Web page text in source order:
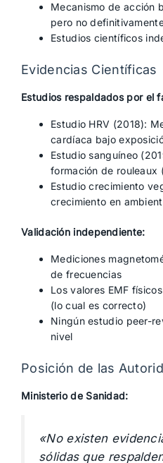
Mecanismo de acción
pero no
Estudios científicos
Evidencias Científicas
Estudios respaldados por el
Estudio HRV (2018):
cardíaca bajo
Estudio sanguíneo
formación de rouleaux
Estudio crecimiento
crecimiento en
Validación independiente:
Mediciones
de frecuencias
Los valores EMF
(lo cual es correcto)
Ningún estudio peer-
nivel
Posición de las
Ministerio de Sanidad:
«No existen
sólidas que